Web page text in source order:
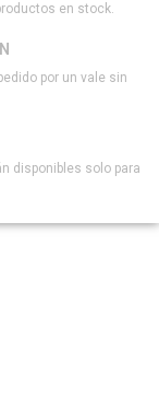
en stock.
por un vale sin
disponibles solo para